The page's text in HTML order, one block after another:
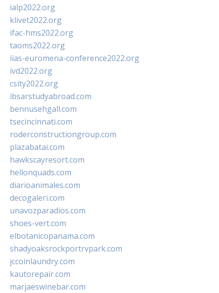
ialp2022.org
klivet2022.org
ifac-hms2022.org
taoms2022.org
iias-euromena-conference2022.org
ivd2022.org
csity2022.org
ibsarstudyabroad.com
bennusehgall.com
tsecincinnati.com
roderconstructiongroup.com
plazabatai.com
hawkscayresort.com
hellonquads.com
diarioanimales.com
decogaleri.com
unavozparadios.com
shoes-vert.com
elbotanicopanama.com
shadyoaksrockportrvpark.com
jccoinlaundry.com
kautorepair.com
marjaeswinebar.com